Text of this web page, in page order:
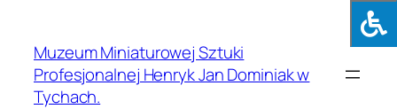
Muzeum Miniaturowej Sztuki
Profesjonalnej Henryk Jan Dominiak w
Tychach.